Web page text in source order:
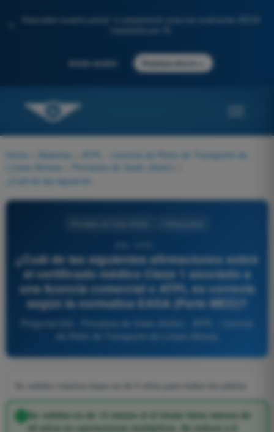
Descubre nuestro portal: tu preparación para los exámenes AESA
Iniciar sesión Empieza ahora
Home Materias
ATPL - Licencia de Piloto de Transporte de
Líneas Aéreas
Principios de Vuelo (Avión)
¿Cuál de las siguientes afirmaciones sobre
el certificado médico Clase 1 asociado a
una licencia comercial o ATPL es correcta
según la normativa EASA (Parte MED)?
Su validez es de 12 meses si el titular tiene menos de
60 años en operaciones multipiloto. Se reduce a 6